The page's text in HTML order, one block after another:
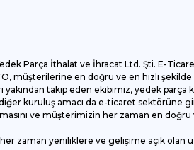
hatalar bulunuyor.
farklı alternatifler olmalı.
Parça İthalat ve İhracat Ltd. Şti. E-
müşterilerine en doğru ve en hızlı şekilde
takip eden ekibimiz, yedek
kuruluş amacı da e-ticaret sektörüne
ve müşterimizin her zaman en doğru
zaman yeniliklere ve gelişime açık